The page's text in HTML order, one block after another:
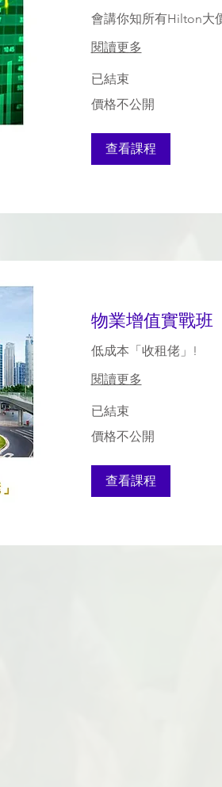
會講你知所有Hilton大
閱讀更多
已結束
價
格
價格不公開
查看課程
物業增值實戰班
低成本「收租佬」!
閱讀更多
已結束
價
格
價格不公開
查看課程